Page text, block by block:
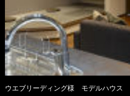
ウエブリーディング様 モデルハウス